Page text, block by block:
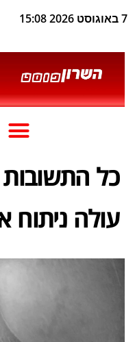
7 באוגוסט 2026 15:08
כל
עולה ניתוח